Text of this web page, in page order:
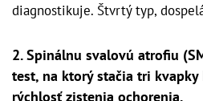
diagnostikuje. Štvrtý typ,
2. Spinálnu svalovú atrofiu
test, na ktorý stačia tri
rýchlosť zistenia ochorenia.